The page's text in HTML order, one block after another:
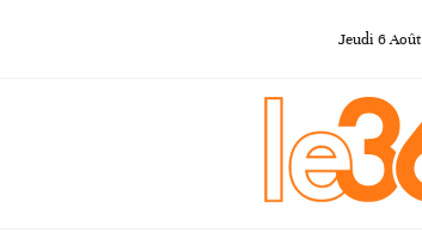
Jeudi 6Août